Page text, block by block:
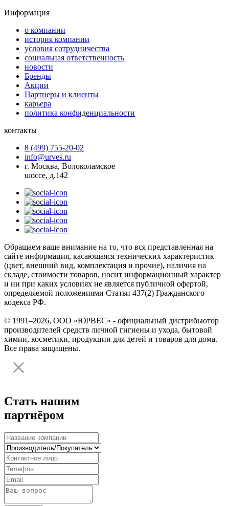
Информация
о компании
история компании
условия сотрудничества
социальная ответственность
новости
Бренды
Акции
Партнеры и клиенты
карьера
политика конфиденциальности
контакты
8 (499) 755-20-02
info@urves.ru
г. Москва, Волоколамское
шоссе, д.142
Обращаем ваше внимание на то, что вся представленная на
сайте информация, касающаяся технических характеристик
(цвет, внешний вид, комплектация и прочие), наличия на
складе, стоимости товаров, носит информационный характер
и ни при каких условиях не является публичной офертой,
определяемой положениями Статьи 437(2) Гражданского
кодекса РФ.
© 1991–2026, ООО «ЮРВЕС» - официальный дистрибьютор
производителей средств личной гигиены и ухода, бытовой
химии, косметики, продукции для детей и товаров для дома.
Все права защищены.
Стать нашим
партнёром